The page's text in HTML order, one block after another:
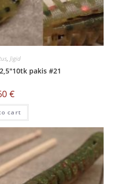
, Jigid
pakis #21
€
cart